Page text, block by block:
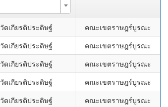
วัดเกียรติประดิษฐ์
คณะเขตราษฎร์บูรณะ
วัดเกียรติประดิษฐ์
คณะเขตราษฎร์บูรณะ
วัดเกียรติประดิษฐ์
คณะเขตราษฎร์บูรณะ
วัดเกียรติประดิษฐ์
คณะเขตราษฎร์บูรณะ
วัดเกียรติประดิษฐ์
คณะเขตราษฎร์บูรณะ